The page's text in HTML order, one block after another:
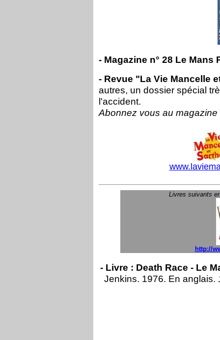
- Magazine n° 28 Le Mans
- Revue "La Vie Mancelle
autres, un dossier spécial
l'accident.
Abonnez vous au
Livres suivants
http://
- Livre : Death Race - Le
Jenkins. 1976. En anglais.